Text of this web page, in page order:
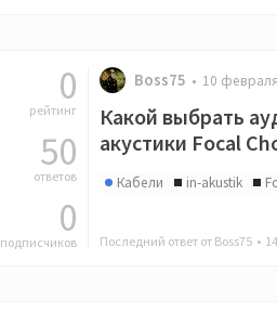
0
рейтинг
50
ответов
0
подписчиков
Boss75 10
Какой выбрать
акустики Focal
Кабели in-akustik
Последний ответ от Boss75 •